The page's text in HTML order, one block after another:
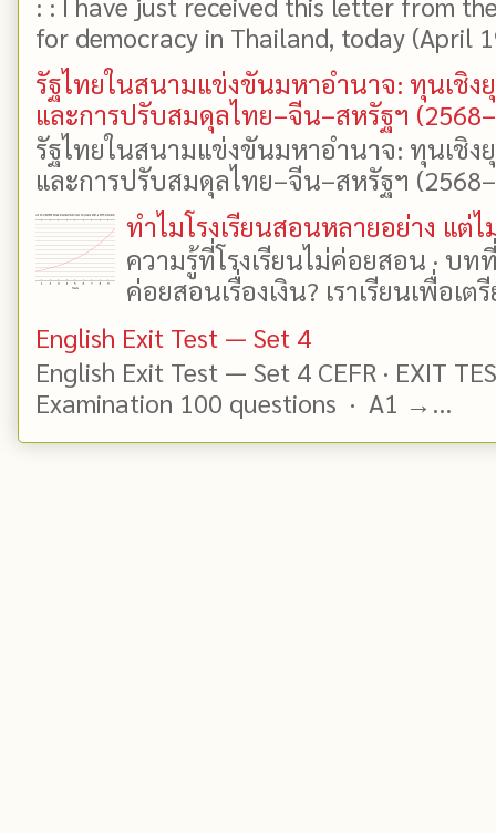
for democracy in Thailand, today (April
รัฐไทยในสนามแข่งขันมหาอำนาจ: ทุนเชิง
และการปรับสมดุลไทย–จีน–สหรัฐฯ
รัฐไทยในสนามแข่งขันมหาอำนาจ: ทุนเชิง
และการปรับสมดุลไทย–จีน–สหรัฐฯ
ทำไมโรงเรียนสอนหลายอย่าง แต่ไ
ความรู้ที่โรงเรียนไม่ค่อยสอน · บ
ค่อยสอนเรื่องเงิน? เราเรียนเพื่อเต
English Exit Test — Set 4
English Exit Test — Set 4 CEFR · EXIT
Examination 100 questions · A1 →...